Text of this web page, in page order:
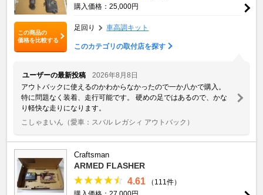
この商品の
価格を比較する
購入価格：25,000円
足回り 車高調キット
このカテゴリの取付店を探す
ユーザーの最新投稿
2026年8月8日
アウトバックに使えるのかわからなかったので一か八かで購入。
特に問題なく装着、走行可能です。 硬めの足ではあるので、かな
り軽快な走りになります。
こしゃまいん （愛車：スバル レガシィ アウトバック）
Craftsman
ARMED FLASHER
4.61
（111件）